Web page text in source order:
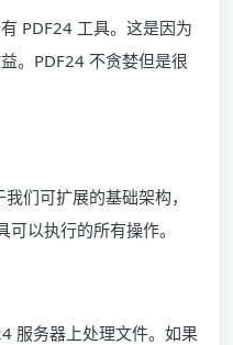
PDF24 工具。这是因为
。PDF24 不贪婪但是很
们可扩展的基础架构，
以执行的所有操作。
服务器上处理文件。如果